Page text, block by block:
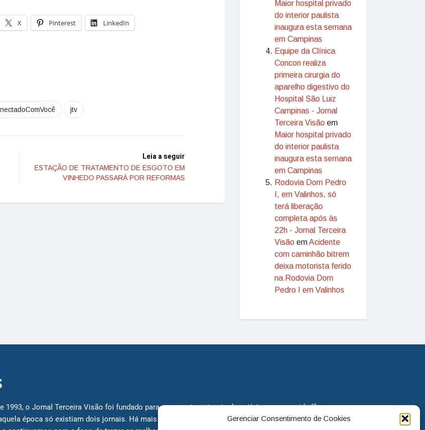
Gerenciar Consentimento de Cookies
X Pinterest LinkedIn
jtv
Leia a seguir
ESTAÇÃO DE TRATAMENTO DE ESGOTO EM
VINHEDO PASSARÁ POR REFORMAS
Maior hospital privado
do interior paulista
inaugura esta semana
em Campinas
Equipe da Clínica
Concon realiza
primeira cirurgia do
aparelho digestivo do
Hospital São Luiz
Campinas - Jornal
Terceira Visão em
Maior hospital privado
do interior paulista
inaugura esta semana
em Campinas
Rodovia Dom Pedro
I, em Valinhos, só
terá liberação
completa após às
22h - Jornal Terceira
Visão emAcidente
com caminhão bitrem
deixa motorista ferido
na Rodovia Dom
Pedro I em Valinhos
1993, o Jornal Terceira Visão foi fundado para ser uma terceira via de notícias para os cidadãos
época só existiam dois jornais. Há mais de 30 anos, o jornal continua assumindo o papel